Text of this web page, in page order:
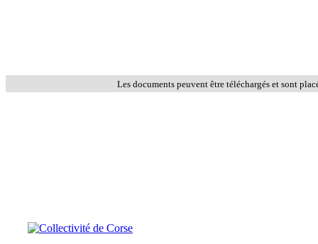
Les documents peuvent être téléchargés et sont